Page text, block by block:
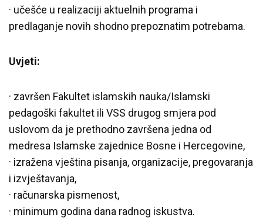
· učešće u realizaciji aktuelnih programa i
predlaganje novih shodno prepoznatim potrebama.
Uvjeti:
· završen Fakultet islamskih nauka/Islamski
pedagoški fakultet ili VSS drugog smjera pod
uslovom da je prethodno završena jedna od
medresa Islamske zajednice Bosne i Hercegovine,
· izražena vještina pisanja, organizacije, pregovaranja
i izvještavanja,
· računarska pismenost,
· minimum godina dana radnog iskustva.